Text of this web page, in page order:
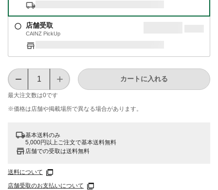
店舗受取
CAINZ PickUp
最大注文数は0です
カートに入れる
※価格は​店舗や​掲載場所で​異なる​場合が​あります。
基本送料のみ
5,000円以上ご注文で基本送料無料
店舗での受取は送料無料
送料について
店舗受取のお支払いについて